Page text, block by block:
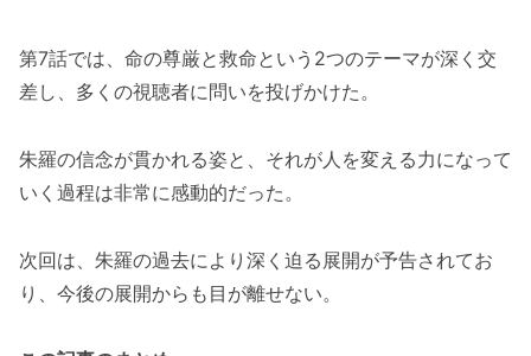
第7話では、命の尊厳と救命という2つのテーマが深く交
差し、多くの視聴者に問いを投げかけた。
朱羅の信念が貫かれる姿と、それが人を変える力になって
いく過程は非常に感動的だった。
次回は、朱羅の過去により深く迫る展開が予告されてお
り、今後の展開からも目が離せない。